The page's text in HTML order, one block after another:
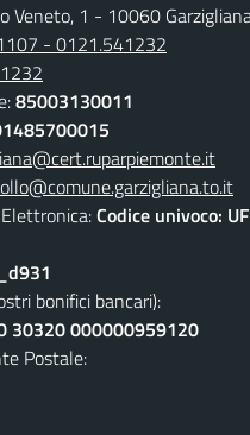
Veneto, 1 - 10060
- 0121.541232
85003130011
Codice univoco:
bonifici bancari):
30320 000000959120
Postale: